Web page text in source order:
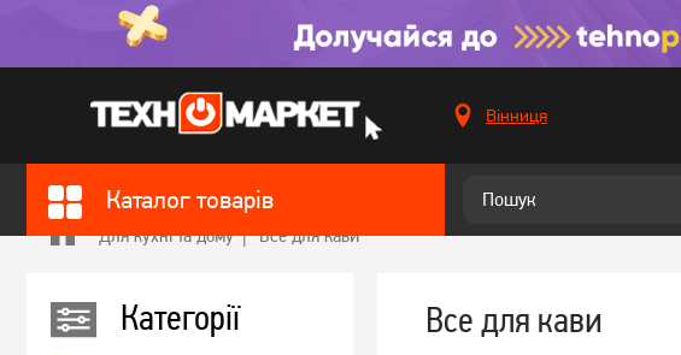
Вінниця
Каталог товарів
Для кухні та дому Все для кави
Категорiї Все для кави